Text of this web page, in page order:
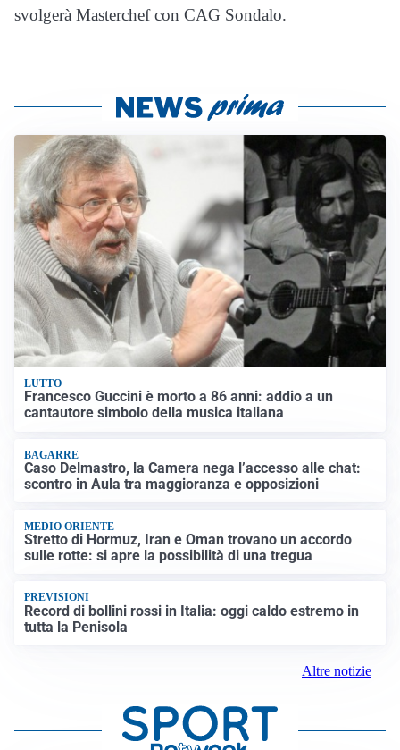
svolgerà Masterchef con CAG Sondalo.
LUTTO
Francesco Guccini è morto a 86 anni: addio a un
cantautore simbolo della musica italiana
BAGARRE
Caso Delmastro, la Camera nega l’accesso alle chat:
scontro in Aula tra maggioranza e opposizioni
MEDIO ORIENTE
Stretto di Hormuz, Iran e Oman trovano un accordo
sulle rotte: si apre la possibilità di una tregua
PREVISIONI
Record di bollini rossi in Italia: oggi caldo estremo in
tutta la Penisola
Altre notizie